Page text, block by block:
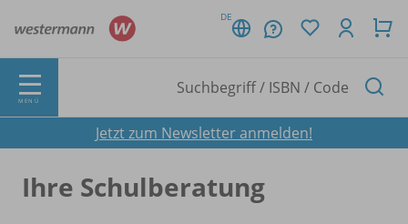
DE
MENÜ
Jetzt zum Newsletter anmelden!
Ihre Schulberatung